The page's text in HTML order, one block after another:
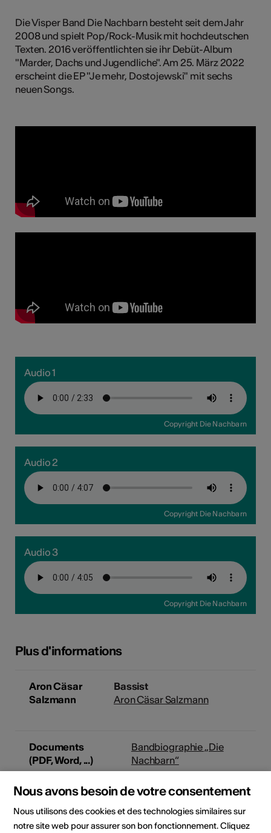
Die Visper Band Die Nachbarn besteht seit dem Jahr
2008 und spielt Pop/Rock-Musik mit hochdeutschen
Texten. 2016 veröffentlichten sie ihr Debüt-Album
"Marder, Dachs und Jugendliche". Am 25. März 2022
erscheint die EP "Je mehr, Dostojewski" mit sechs
neuen Songs.
Audio 1
Copyright Die Nachbarn
Audio 2
Copyright Die Nachbarn
Audio 3
Copyright Die Nachbarn
Plus d'informations
Aron Cäsar
Salzmann
Bassist
Aron Cäsar Salzmann
Documents
(PDF, Word, ...)
Bandbiographie „Die
Nachbarn“
Contact direct
Nous avons besoin de votre consentement
Nous utilisons des cookies et des technologies similaires sur
notre site web pour assurer son bon fonctionnement. Cliquez